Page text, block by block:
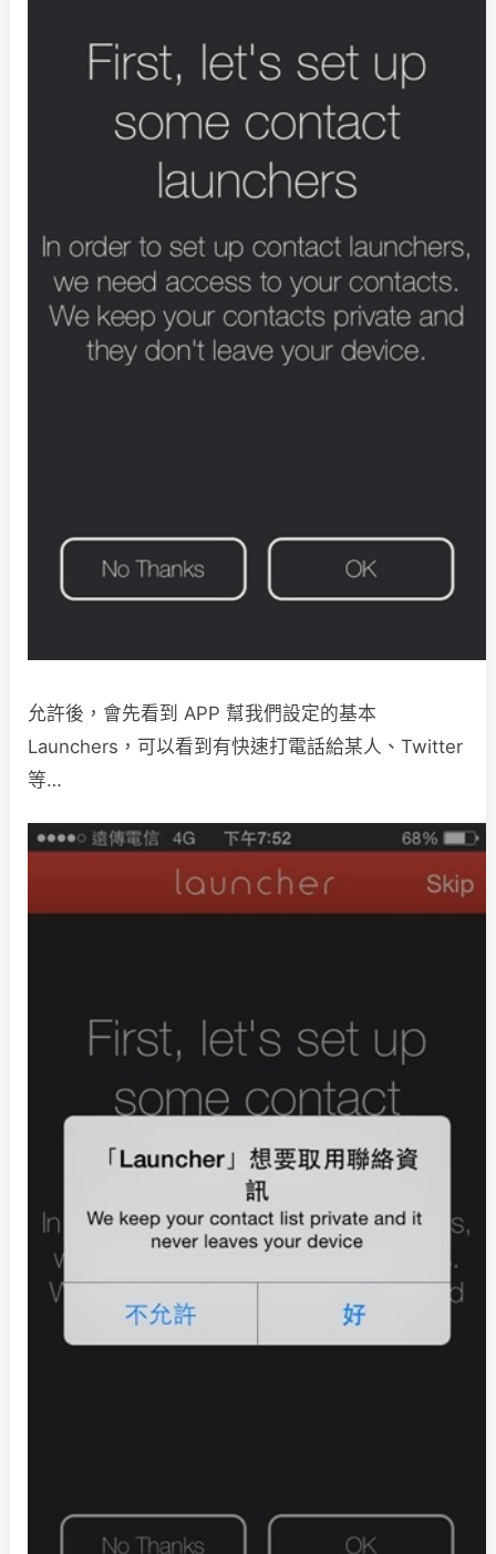
允許後，會先看到 APP 幫我們設定的基本
Launchers，可以看到有快速打電話給某人、Twitter
等…